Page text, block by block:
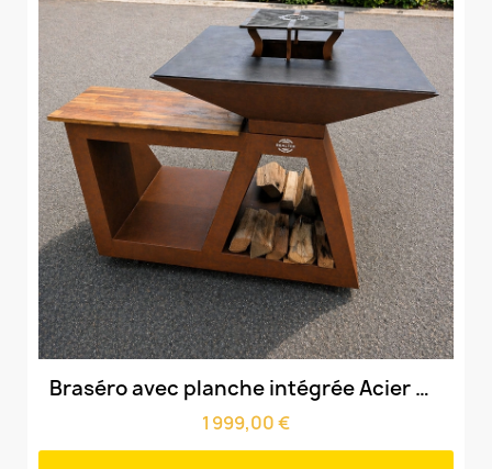
Aperçu rapide Braséro avec planche intégrée Acier Corten Brut & cuve 90cm & grille amovible
1 999,00 €